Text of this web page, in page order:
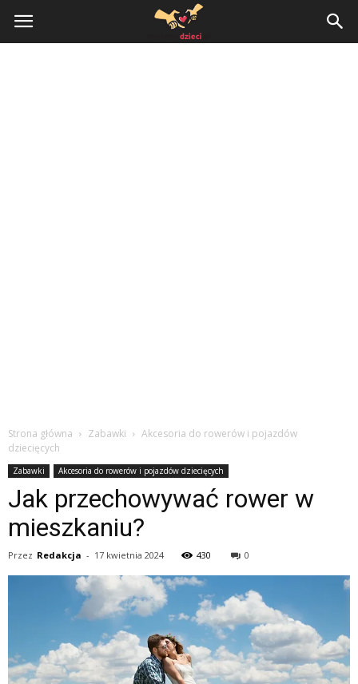
KochamyDzieci.pl
Strona główna Zabawki
Akcesoria do rowerów i pojazdów
dziecięcych
Zabawki Akcesoria do rowerów i pojazdów dziecięcych
Jak przechowywać rower w
mieszkaniu?
Przez Redakcja - 17 kwietnia 2024 430 0